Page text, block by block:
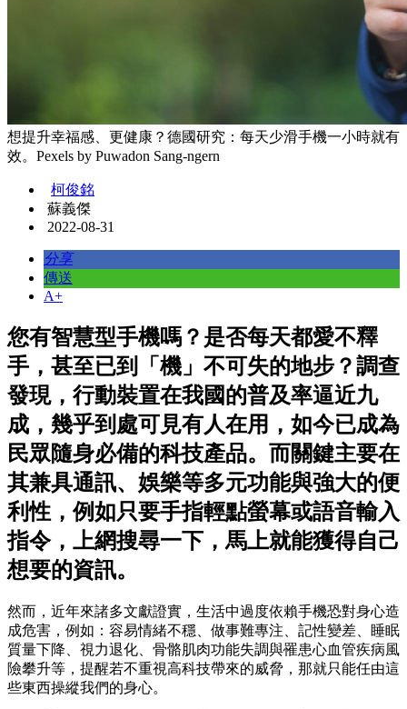
想提升幸福感、更健康？德國研究：每天少滑手機一小時就有
效。Pexels by Puwadon Sang-ngern
柯俊銘
蘇義傑
2022-08-31
分享
傳送
A+
您有智慧型手機嗎？是否每天都愛不釋
手，甚至已到「機」不可失的地步？調查
發現，行動裝置在我國的普及率逼近九
成，幾乎到處可見有人在用，如今已成為
民眾隨身必備的科技產品。而關鍵主要在
其兼具通訊、娛樂等多元功能與強大的便
利性，例如只要手指輕點螢幕或語音輸入
指令，上網搜尋一下，馬上就能獲得自己
想要的資訊。
然而，近年來諸多文獻證實，生活中過度依賴手機恐對身心造
成危害，例如：容易情緒不穩、做事難專注、記性變差、睡眠
質量下降、視力退化、骨骼肌肉功能失調與罹患心血管疾病風
險攀升等，提醒若不重視高科技帶來的威脅，那就只能任由這
些東西操縱我們的身心。